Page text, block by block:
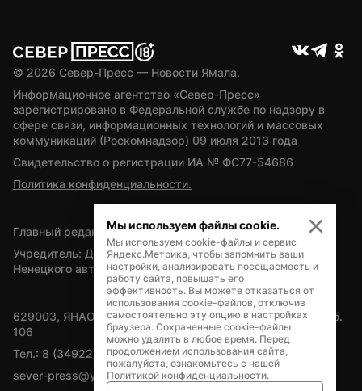
© 2026 Север-Пресс — Новости Ямала.
Информационное агентство «Север-Пресс»
зарегистрировано в Федеральной службе по надзору в
сфере связи, информационных технологий и массовых
коммуникаций (Роскомнадзор) 09 июля 2013 года
Свидетельство о регистрации ИА № ФС77-54686
Политика конфиденциальности.
Главный редактор — А.Л. Поздеев
Учредитель: Департамент внутренней политики Ямало-
Ненецкого автономного округа
629003, ЯНАО, Салехард, мкр. Богдана Кнунянца, д.1, каб.
106
Тел.: 8 (34922) 71262
sever-press@yamal-media.ru
Мы используем файлы cookie.
Мы используем cookie-файлы и сервис
Яндекс.Метрика, чтобы запомнить ваши
настройки, анализировать посещаемость и
работу сайта, повышать его
эффективность. Вы можете отказаться от
использования cookie-файлов, отключив
самостоятельно эту опцию в настройках
браузера. Сохраненные cookie-файлы
можно удалить в любое время. Перед
продолжением использования сайта,
пожалуйста, ознакомьтесь с нашей
Политикой конфиденциальности.